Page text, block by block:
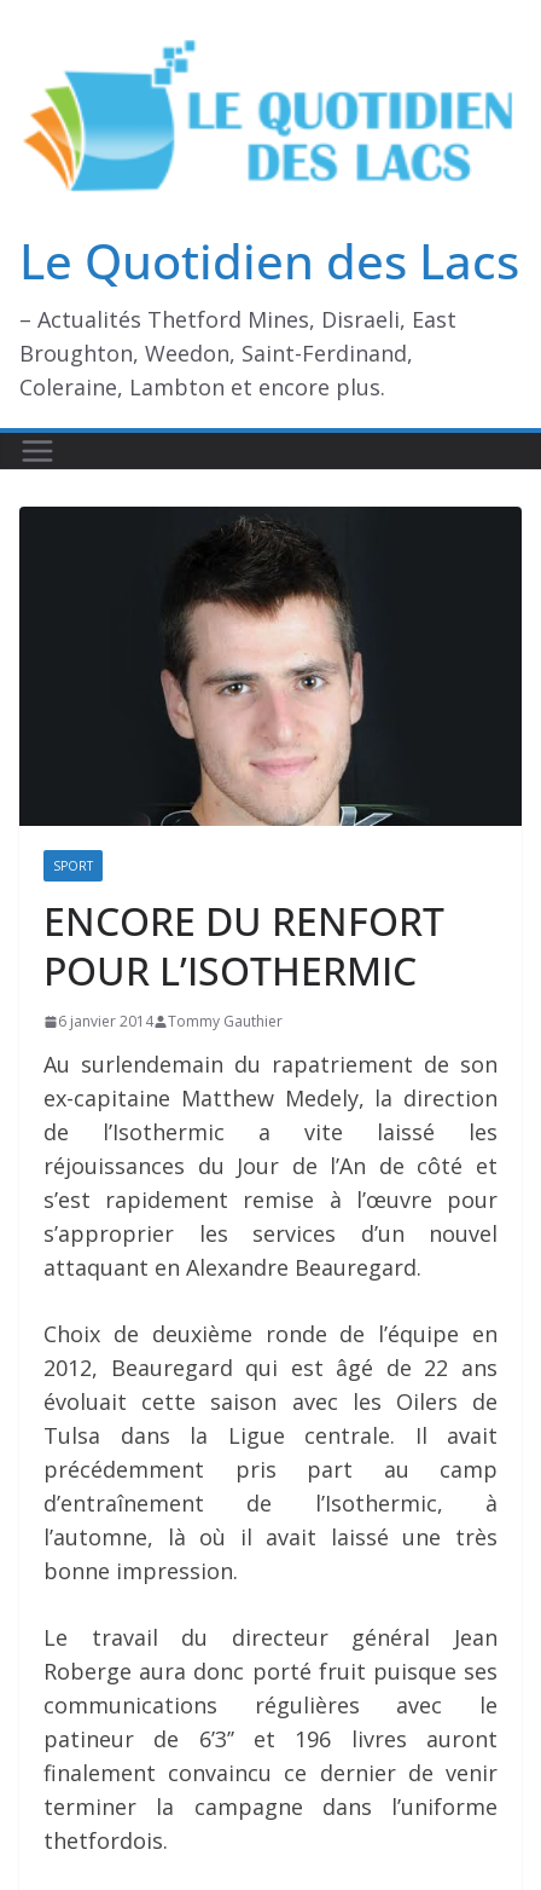
contenu
Le Quotidien des Lacs
– Actualités Thetford Mines, Disraeli, East
Broughton, Weedon, Saint-Ferdinand,
Coleraine, Lambton et encore plus.
SPORT
ENCORE DU RENFORT
POUR L’ISOTHERMIC
6 janvier 2014 Tommy Gauthier
Au surlendemain du rapatriement de son
ex-capitaine Matthew Medely, la direction
de l’Isothermic a vite laissé les
réjouissances du Jour de l’An de côté et
s’est rapidement remise à l’œuvre pour
s’approprier les services d’un nouvel
attaquant en Alexandre Beauregard.
Choix de deuxième ronde de l’équipe en
2012, Beauregard qui est âgé de 22 ans
évoluait cette saison avec les Oilers de
Tulsa dans la Ligue centrale. Il avait
précédemment pris part au camp
d’entraînement de l’Isothermic, à
l’automne, là où il avait laissé une très
bonne impression.
Le travail du directeur général Jean
Roberge aura donc porté fruit puisque ses
communications régulières avec le
patineur de 6’3’’ et 196 livres auront
finalement convaincu ce dernier de venir
terminer la campagne dans l’uniforme
thetfordois.